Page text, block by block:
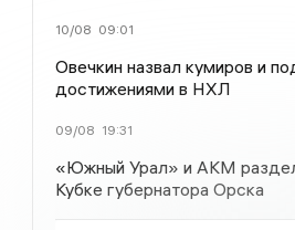
10/08 09:01
Овечкин назвал кумиров и
достижениями в НХЛ
09/08 19:31
«Южный Урал» и АКМ
Кубке губернатора Орска